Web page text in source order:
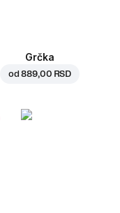
Grčka
od889,00 RSD